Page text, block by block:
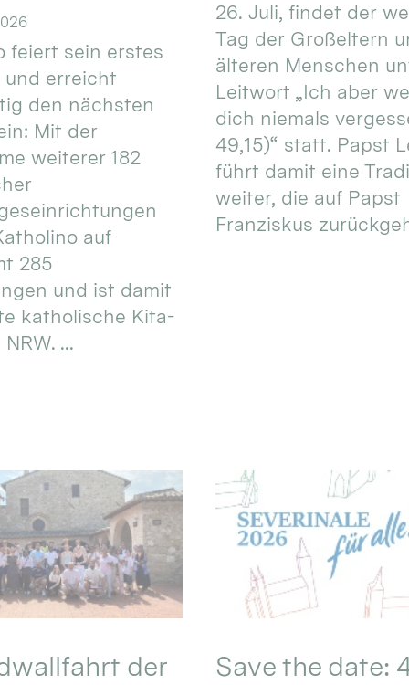
feiert sein erstes
und erreicht
den nächsten
Mit der
weiterer 182
auf
285
und ist damit
katholische Kita-
...
26. Juli, findet der
Tag der Großeltern
älteren Menschen
Leitwort „Ich aber
dich niemals
49,15)“ statt. Papst
führt damit eine
weiter, die auf Papst
Franziskus
der
Save the date: